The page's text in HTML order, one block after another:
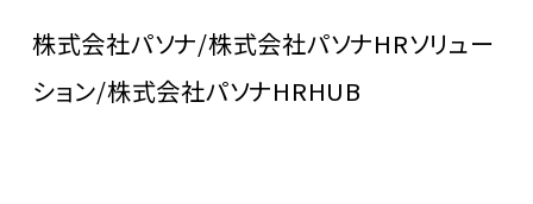
株式会社パソナ/株式会社パソナHRソリュー
ション/株式会社パソナHRHUB